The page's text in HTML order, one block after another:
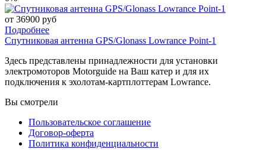
от 36900 руб
Подробнее
Спутниковая антенна GPS/Glonass Lowrance Point-1
Здесь представлены принадлежности для установки
электромоторов Motorguide на Ваш катер и для их
подключения к эхолотам-картплоттерам Lowrance.
Вы смотрели
Пользовательское соглашение
Договор-оферта
Политика конфиденциальности